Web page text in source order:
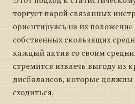
торгует парой связанных
ориентируясь на их
собственных скользящих
каждый актив со своим
стремится извлечь выгоду из
дисбалансов, которые должны
сходиться.